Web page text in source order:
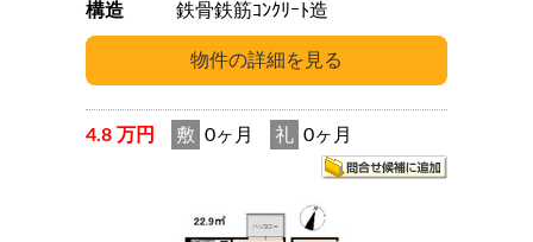
構造
鉄骨鉄筋ｺﾝｸﾘｰﾄ造
4.8 万円 敷 0ヶ月 礼 0ヶ月